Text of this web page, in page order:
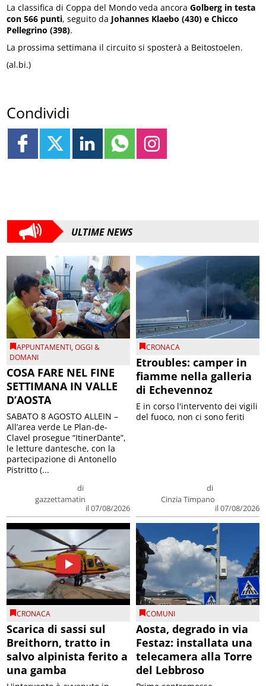
La classifica di Coppa del Mondo veda ancoraGolberg in testa
con 566 punti, seguito da Johannes Klaebo (430) e Chicco
Pellegrino (398).
La prossima settimana il circuito si sposterà a Beitostoelen.
(al.bi.)
Condividi
ULTIME NEWS
APPUNTAMENTI,OGGI &
DOMANI
COSA FARE NEL FINE
SETTIMANA IN VALLE
D’AOSTA
di
gazzettamatin
il 07/08/2026
SABATO 8 AGOSTO ALLEIN –
All’area verde Le Plan-de-
Clavel prosegue “ItinerDante”,
le letture dantesche, con la
partecipazione di Antonello
Pistritto (...
CRONACA
Etroubles: camper in
fiamme nella galleria
di Echevennoz
di
Cinzia Timpano
il 07/08/2026
E in corso l'intervento dei vigili
del fuoco, non ci sono feriti
CRONACA
Scarica di sassi sul
Breithorn, tratto in
salvo alpinista ferito a
una gamba
COMUNI
Aosta, degrado in via
Festaz: installata una
telecamera alla Torre
del Lebbroso